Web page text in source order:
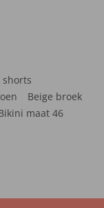
shorts
Beige broek
maat 46